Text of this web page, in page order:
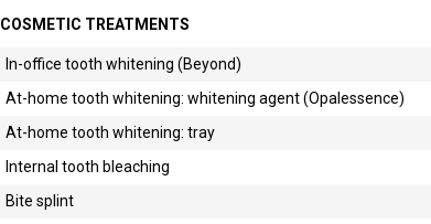
COSMETIC TREATMENTS
In-office tooth whitening (Beyond)
At-home tooth whitening: whitening agent (Opalessence)
At-home tooth whitening: tray
Internal tooth bleaching
Bite splint